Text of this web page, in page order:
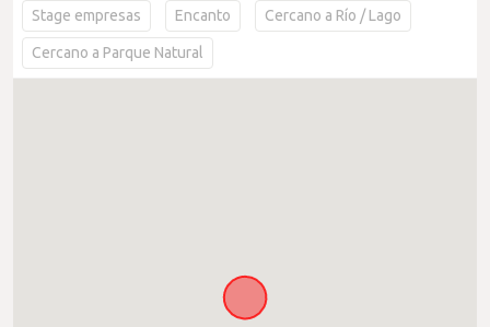
Stage empresas Encanto Cercano a Río / Lago
Cercano a Parque Natural